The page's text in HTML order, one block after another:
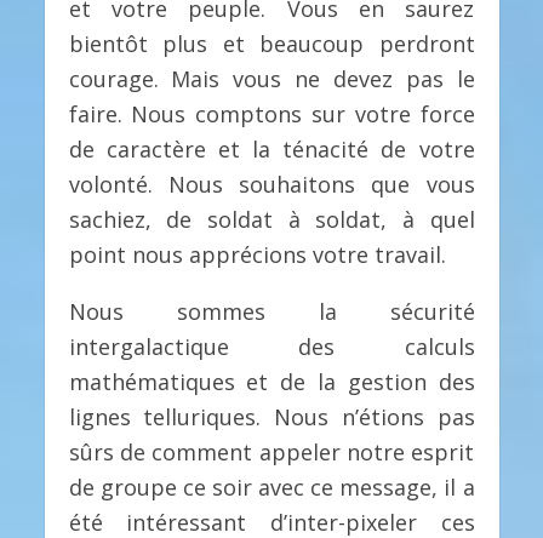
et votre peuple. Vous en saurez
bientôt plus et beaucoup perdront
courage. Mais vous ne devez pas le
faire. Nous comptons sur votre force
de caractère et la ténacité de votre
volonté. Nous souhaitons que vous
sachiez, de soldat à soldat, à quel
point nous apprécions votre travail.
Nous sommes la sécurité
intergalactique des calculs
mathématiques et de la gestion des
lignes telluriques. Nous n’étions pas
sûrs de comment appeler notre esprit
de groupe ce soir avec ce message, il a
été intéressant d’inter-pixeler ces